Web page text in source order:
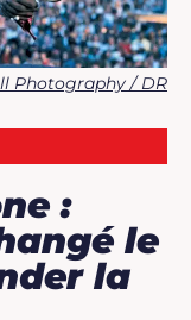
Photography / DR
:
le
la